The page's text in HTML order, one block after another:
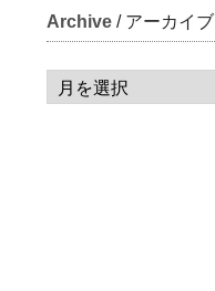
Archive / アーカイブ